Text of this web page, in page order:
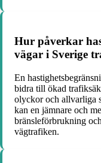
Hur påverkar
vägar i Sverige
En
bidra till ökad
olyckor och allvarliga
kan en jämnare och
bränsleförbrukning
vägtrafiken.